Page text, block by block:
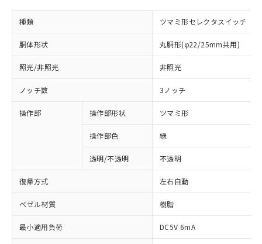
種類 ツマミ形セレクタスイッチ
胴体形状 丸胴形(φ22/25mm共用)
照光/非照光 非照光
ノッチ数 3ノッチ
操作部 操作部形状 ツマミ形
操作部色 緑
透明/不透明 不透明
復帰方式 左右自動
ベゼル材質 樹脂
最小適用負荷 DC5V 6mA